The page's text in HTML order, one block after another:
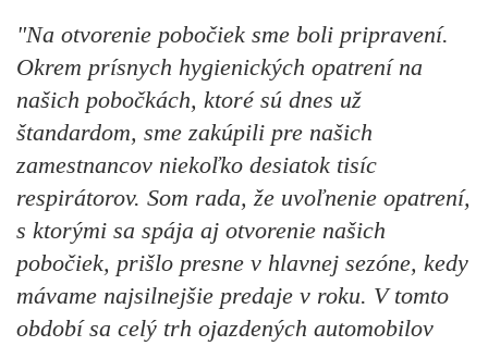
"Na otvorenie pobočiek sme boli pripravení.
Okrem prísnych hygienických opatrení na
našich pobočkách, ktoré sú dnes už
štandardom, sme zakúpili pre našich
zamestnancov niekoľko desiatok tisíc
respirátorov. Som rada, že uvoľnenie opatrení,
s ktorými sa spája aj otvorenie našich
pobočiek, prišlo presne v hlavnej sezóne, kedy
mávame najsilnejšie predaje v roku. V tomto
období sa celý trh ojazdených automobilov